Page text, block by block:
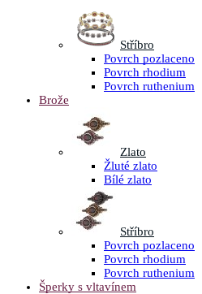
Stříbro
Povrch pozlaceno
Povrch rhodium
Povrch ruthenium
Brože
Zlato
Žluté zlato
Bílé zlato
Stříbro
Povrch pozlaceno
Povrch rhodium
Povrch ruthenium
Šperky s vltavínem